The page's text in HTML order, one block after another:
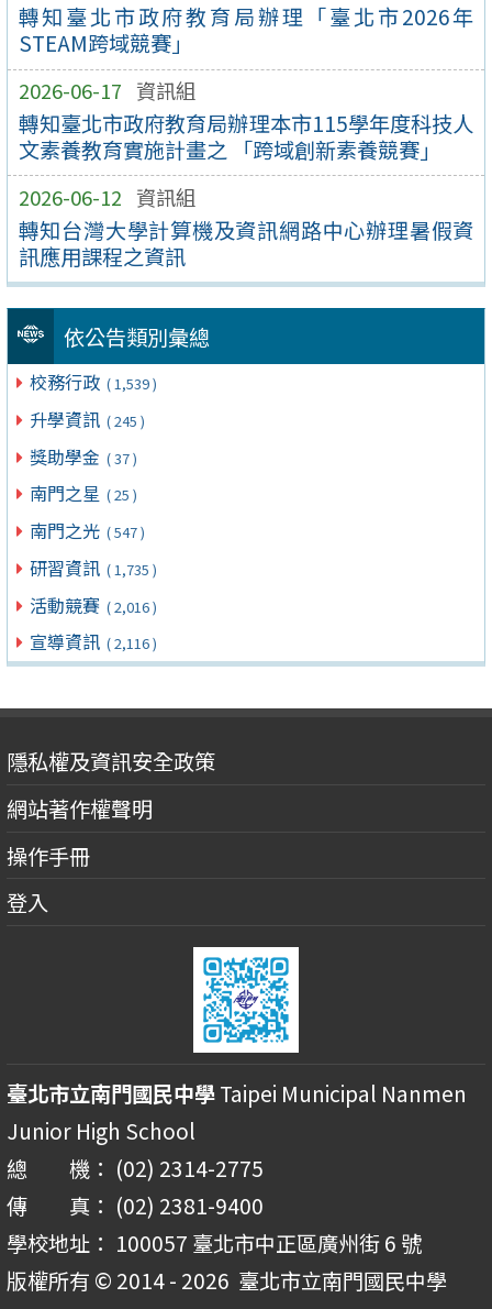
轉知臺北市政府教育局辦理「臺北市2026年
STEAM跨域競賽」
2026-06-17 資訊組
轉知臺北市政府教育局辦理本市115學年度科技人
文素養教育實施計畫之 「跨域創新素養競賽」
2026-06-12 資訊組
轉知台灣大學計算機及資訊網路中心辦理暑假資
訊應用課程之資訊
依公告類別彙總
校務行政 ( 1,539 )
升學資訊 ( 245 )
獎助學金 ( 37 )
南門之星 ( 25 )
南門之光 ( 547 )
研習資訊 ( 1,735 )
活動競賽 ( 2,016 )
宣導資訊 ( 2,116 )
隱私權及資訊安全政策
網站著作權聲明
操作手冊
登入
臺北市立南門國民中學Taipei Municipal Nanmen
Junior High School
總 機： (02) 2314-2775
傳 真： (02) 2381-9400
學校地址： 100057 臺北市中正區廣州街 6 號
版權所有 © 2014 - 2026 臺北市立南門國民中學